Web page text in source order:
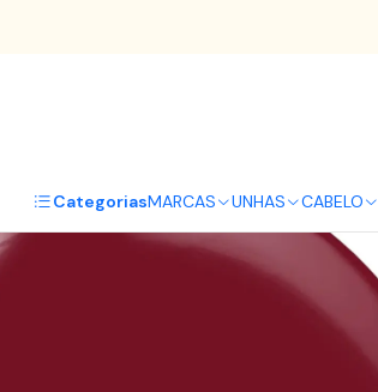
CategoriasMARCAS UNHAS CABELO